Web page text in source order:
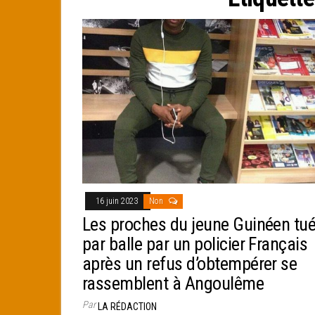
16 juin 2023 Non
Les proches du jeune Guinéen
par balle par un policier Français
après un refus d’obtempérer se
rassemblent à Angoulême
ParLA RÉDACTION